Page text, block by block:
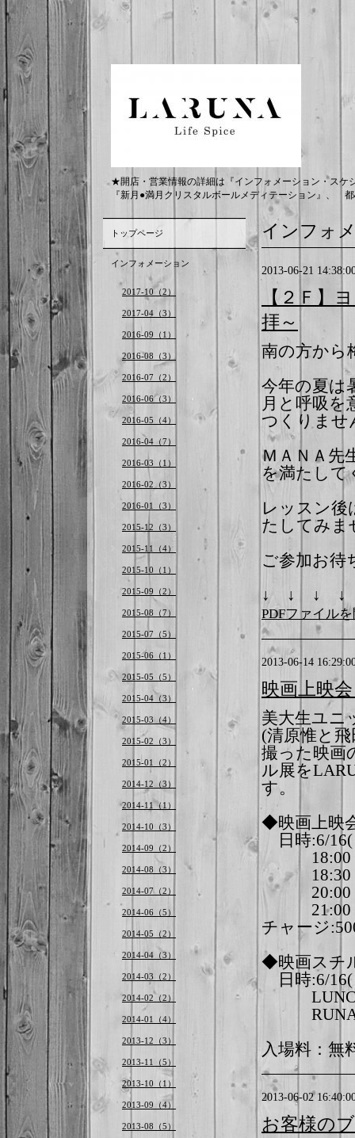
★開店・営業情報の詳細は『インフォメーション・ス
『新月●満月クリスタルボールメディテーション』、
インフォ
2013-06-21
【２Ｆ】
拝～
南の方から
今年の夏
月と呼吸を
つくりませ
ＭＡＮＡ先
を満たして
レッスン後
たしてみま
ご参加お待
↓ ↓ ↓ ↓
PDFファイル
2013-06-14
映画上映
美大生ユニ
(清原惟と
撮った映画
ル展を
す。
◆映画上映
日時:6/16(
18:00
18:30 上
20:00 宴
21:00
チャージ
◆映画スチ
日時:6/16(
LUNCH
RUNA
入場料：無
2013-06-02
お客様の
トップページ
インフォメーション
2017-10（2）
2017-04（3）
2016-09（1）
2016-08（3）
2016-07（2）
2016-06（3）
2016-05（4）
2016-04（7）
2016-03（1）
2016-02（3）
2016-01（3）
2015-12（3）
2015-11（4）
2015-10（1）
2015-09（2）
2015-08（7）
2015-07（5）
2015-06（1）
2015-05（5）
2015-04（3）
2015-03（4）
2015-02（3）
2015-01（2）
2014-12（3）
2014-11（1）
2014-10（3）
2014-09（2）
2014-08（3）
2014-07（2）
2014-06（5）
2014-05（2）
2014-04（3）
2014-03（2）
2014-02（2）
2014-01（4）
2013-12（3）
2013-11（5）
2013-10（1）
2013-09（4）
2013-08（5）